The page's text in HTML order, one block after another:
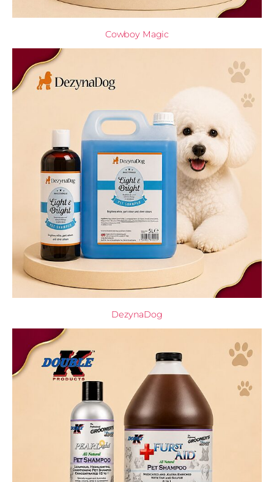
Cowboy Magic
DezynaDog